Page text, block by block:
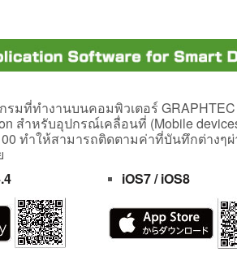
ที่ทำงานบนคอมพิวเตอร์ GRAPHTEC
สำหรับอุปกรณ์เคลื่อนที่ (Mobile
ทำให้สามารถติดตามค่าที่บันทึกต่างๆผ่
iOS7 / iOS8